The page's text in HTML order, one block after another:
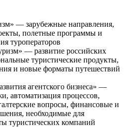
— зарубежные направления,
полетные программы и
туроператоров
— развитие российских
туристические продукты,
и новые форматы путешествий
агентского бизнеса» —
автоматизация процессов,
вопросы, финансовые и
необходимые для
туристических компаний